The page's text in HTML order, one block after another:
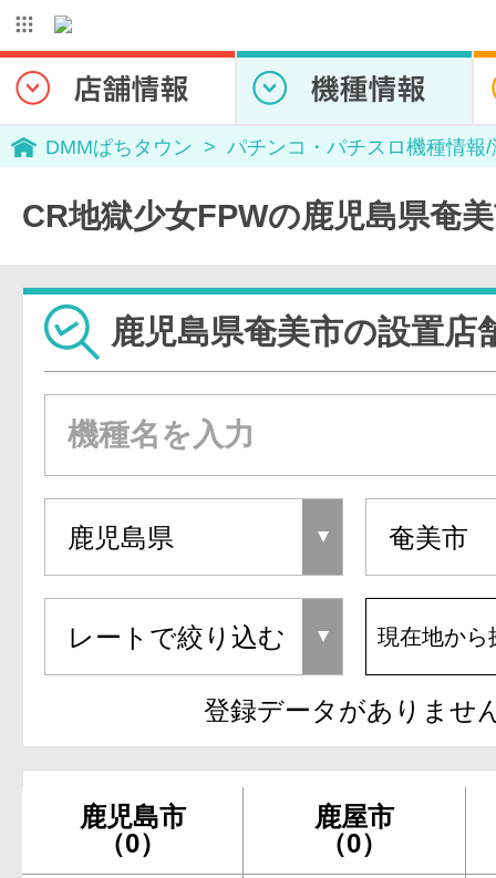
DMMぱちタウン パチンコ・パチスロ機種情報
CR地獄少女FPWの鹿児島県奄
鹿児島県奄美市の設置店
現在地から
登録データがありませ
鹿児島市
（0）
鹿屋市
（0）